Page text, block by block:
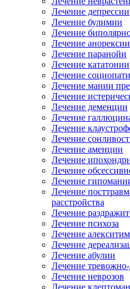
Лечение депрессии
Лечение булимии
Лечение
Лечение анорексии
Лечение паранойи
Лечение кататонии
Лечение
Лечение мании
Лечение
Лечение деменции
Лечение
Лечение
Лечение
Лечение аменции
Лечение
Лечение
Лечение
Лечение
расстройства
Лечение
Лечение психоза
Лечение
Лечение
Лечение абулии
Лечение тревожно-
Лечение неврозов
Лечение